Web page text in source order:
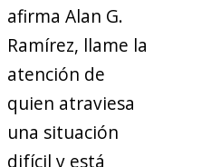
afirma Alan G.
Ramírez, llame la
atención de
quien atraviesa
una situación
difícil y está